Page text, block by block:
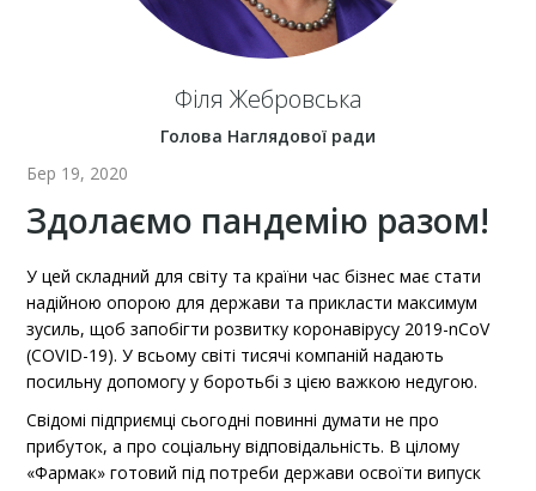
Філя Жебровська
Голова Наглядової ради
Бер 19, 2020
Здолаємо пандемію разом!
У цей складний для світу та країни час бізнес має стати
надійною опорою для держави та прикласти максимум
зусиль, щоб запобігти розвитку коронавірусу 2019-nCoV
(COVID-19). У всьому світі тисячі компаній надають
посильну допомогу у боротьбі з цією важкою недугою.
Свідомі підприємці сьогодні повинні думати не про
прибуток, а про соціальну відповідальність. В цілому
«Фармак» готовий під потреби держави освоїти випуск